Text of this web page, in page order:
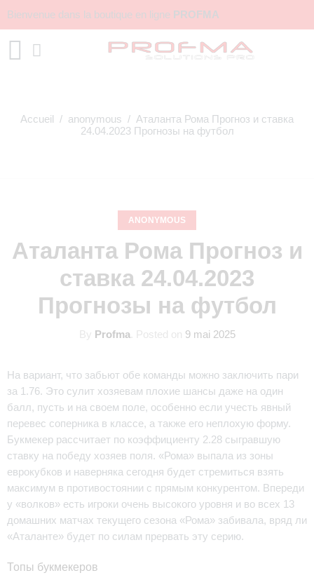
Bienvenue dans la boutique en ligne PROFMA
Accueil / anonymous / Аталанта Рома Прогноз и ставка
24.04.2023 Прогнозы на футбол
ANONYMOUS
Аталанта Рома Прогноз и
ставка 24.04.2023
Прогнозы на футбол
By Profma. Posted on 9 mai 2025
На вариант, что забьют обе команды можно заключить пари
за 1.76. Это сулит хозяевам плохие шансы даже на один
балл, пусть и на своем поле, особенно если учесть явный
перевес соперника в классе, а также его неплохую форму.
Букмекер рассчитает по коэффициенту 2.28 сыгравшую
ставку на победу хозяев поля. «Рома» выпала из зоны
еврокубков и наверняка сегодня будет стремиться взять
максимум в противостоянии с прямым конкурентом. Впереди
у «волков» есть игроки очень высокого уровня и во всех 13
домашних матчах текущего сезона «Рома» забивала, вряд ли
«Аталанте» будет по силам прервать эту серию.
Топы букмекеров